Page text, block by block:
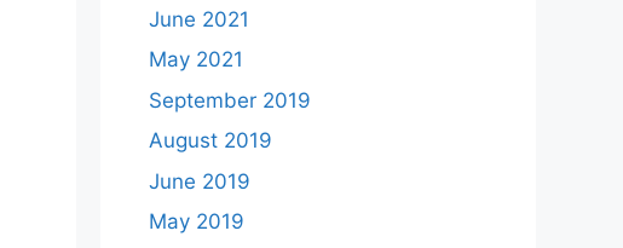
June 2021
May 2021
September 2019
August 2019
June 2019
May 2019